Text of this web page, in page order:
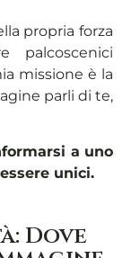
propria forza
missione è la
parli di te,
a uno
unici.
Dove